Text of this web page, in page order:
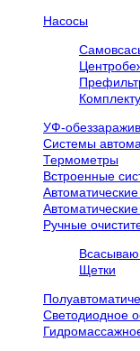
Насосы
УФ-
Системы
Термометры
Встроенные
Ручные
Щетки
Светодиодное